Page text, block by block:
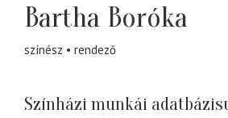
Bartha Boróka
színész rendező
Színházi munkái